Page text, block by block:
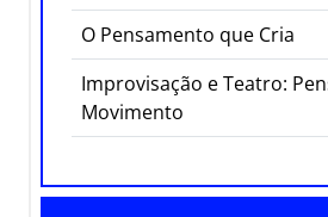
O Pensamento que Cria
Improvisação e Teatro:
Movimento